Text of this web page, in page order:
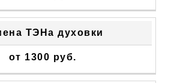
ТЭНа духовки
от 1300 руб.